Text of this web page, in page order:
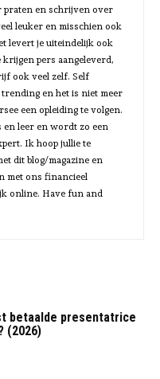
praten en schrijven over
leuker en misschien ook
levert je uiteindelijk ook
krijgen pers aangeleverd,
ook veel zelf. Self
trending en het is niet meer
een opleiding te volgen.
en leer en wordt zo een
Ik hoop jullie te
dit blog/magazine en
met ons financieel
online. Have fun and
betaalde presentatrice
(2026)